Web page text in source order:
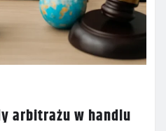
arbitrażu w handlu